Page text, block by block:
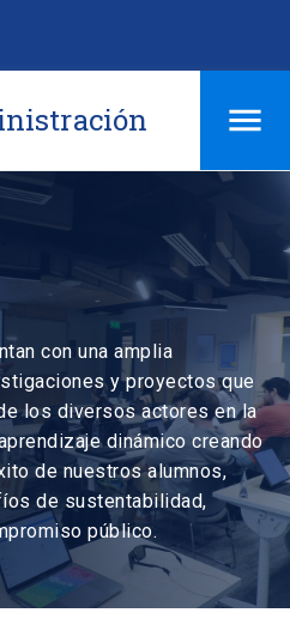
con una amplia
y proyectos que
los diversos actores en la
dinámico creando
de nuestros alumnos,
de sustentabilidad,
público.